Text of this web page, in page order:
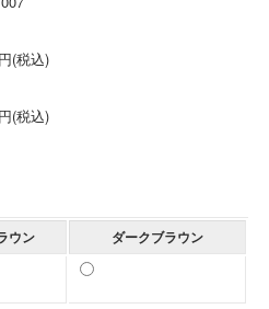
(税込)
(税込)
ウン ダークブラウン